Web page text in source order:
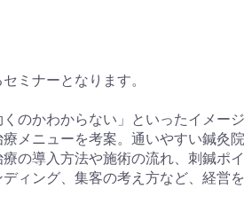
ミナーとなります。
のかわからない」といったイメー
メニューを考案。通いやすい鍼灸
の導入方法や施術の流れ、刺鍼ポ
ィング、集客の考え方など、経営